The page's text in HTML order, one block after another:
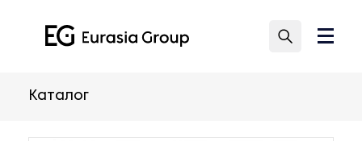
Каталог